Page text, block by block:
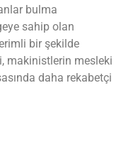
bulma
sahip olan
bir şekilde
makinistlerin mesleki
daha rekabetçi